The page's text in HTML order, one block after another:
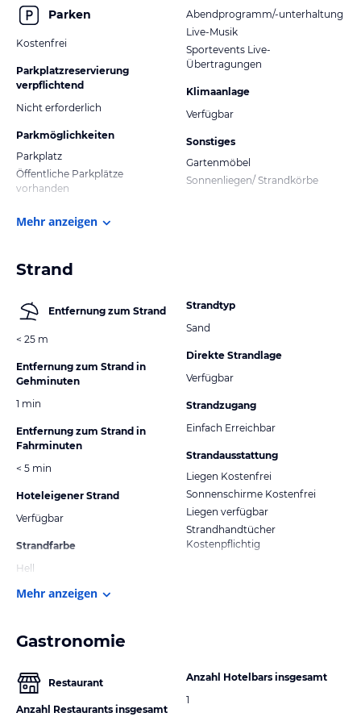
Parken
Kostenfrei
Parkplatzreservierung
verpflichtend
Nicht erforderlich
Parkmöglichkeiten
Parkplatz
Öffentliche Parkplätze
vorhanden
Abendprogramm/-unterhaltung
Live-Musik
Sportevents Live-
Übertragungen
Klimaanlage
Verfügbar
Sonstiges
Gartenmöbel
Sonnenliegen/ Strandkörbe
Mehr anzeigen
Strand
Entfernung zum Strand
< 25 m
Entfernung zum Strand in
Gehminuten
1 min
Entfernung zum Strand in
Fahrminuten
< 5 min
Hoteleigener Strand
Verfügbar
Strandfarbe
Hell
Strandtyp
Sand
Direkte Strandlage
Verfügbar
Strandzugang
Einfach Erreichbar
Strandausstattung
Liegen Kostenfrei
Sonnenschirme Kostenfrei
Liegen verfügbar
Strandhandtücher
Kostenpflichtig
Mehr anzeigen
Gastronomie
Restaurant
Anzahl Restaurants insgesamt
Anzahl Hotelbars insgesamt
1